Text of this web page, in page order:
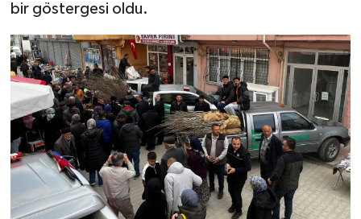
bir göstergesi oldu.